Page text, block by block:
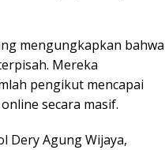
mengungkapkan bahwa
Mereka
pengikut mencapai
secara masif.
Dery Agung Wijaya,